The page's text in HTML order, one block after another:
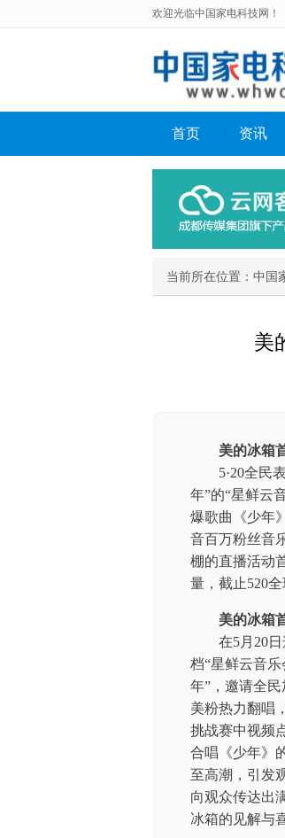
欢迎光临中国家电科技网！
首页 资讯
当前所在位置： 中国
美
美的冰箱
5·20全民
年”的“星鲜云
爆歌曲《少年
音百万粉丝音
棚的直播活动
量，截止520
美的冰箱
在5月20
档“星鲜云音
年”，邀请全
美粉热力翻唱
挑战赛中视频
合唱《少年》
至高潮，引发
向观众传达出
冰箱的见解与